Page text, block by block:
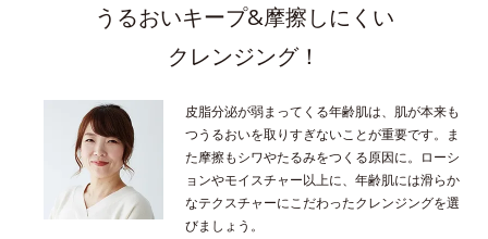
うるおいキープ&摩擦しにくい
クレンジング！
皮脂分泌が弱まってくる年齢肌は、肌が本来も
つうるおいを取りすぎないことが重要です。ま
た摩擦もシワやたるみをつくる原因に。ローシ
ョンやモイスチャー以上に、年齢肌には滑らか
なテクスチャーにこだわったクレンジングを選
びましょう。